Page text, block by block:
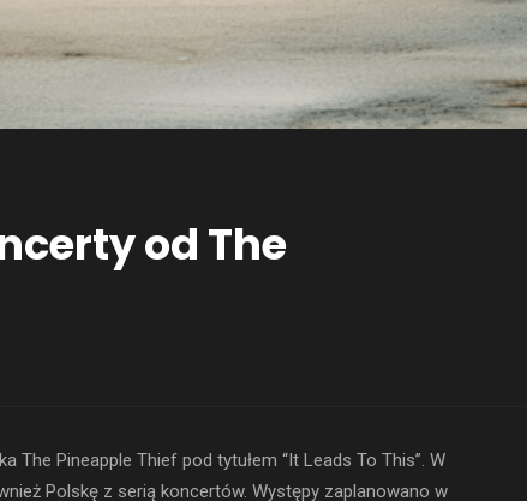
od The
The Pineapple Thief pod tytułem “It Leads To This”. W
Polskę z serią koncertów. Występy zaplanowano w